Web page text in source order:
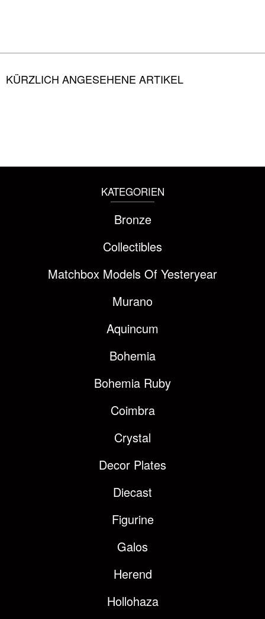
KÜRZLICH ANGESEHENE ARTIKEL
KATEGORIEN
Bronze
Collectibles
Matchbox Models Of Yesteryear
Murano
Aquincum
Bohemia
Bohemia Ruby
Coimbra
Crystal
Decor Plates
Diecast
Figurine
Galos
Herend
Hollohaza